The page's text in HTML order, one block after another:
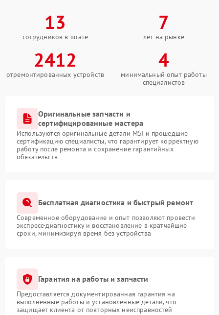
13
сотрудников в штате
7
лет на рынке
2412
отремонтированных устройств
4
минимальный опыт работы
специалистов
Оригинальные запчасти и
сертифицированные мастера
Используются оригинальные детали MSI и прошедшие
сертификацию специалисты, что гарантирует корректную
работу после ремонта и сохранение гарантийных
обязательств
Бесплатная диагностика и быстрый ремонт
Современное оборудование и опыт позволяют провести
экспресс-диагностику и восстановление в кратчайшие
сроки, минимизируя время без устройства
Гарантия на работы и запчасти
Предоставляется документированная гарантия на
выполненные работы и установленные детали, что
защищает клиента от повторных неисправностей